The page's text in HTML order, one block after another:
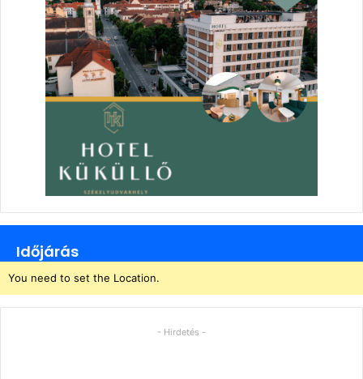
Időjárás
You need to set the Location.
- Hirdetés -